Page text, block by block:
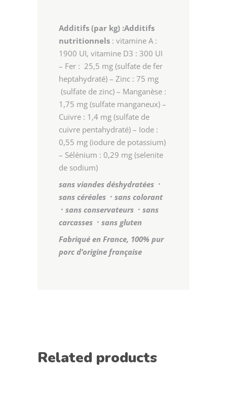
Additifs (par kg) :Additifs
nutritionnels : vitamine A :
1900 UI, vitamine D3 : 300 UI
– Fer : 25,5 mg (sulfate de fer
heptahydraté) – Zinc : 75 mg
(sulfate de zinc) – Manganèse :
1,75 mg (sulfate manganeux) –
Cuivre : 1,4 mg (sulfate de
cuivre pentahydraté) – Iode :
0,55 mg (iodure de potassium)
– Sélénium : 0,29 mg (selenite
de sodium)
sans viandes déshydratées ᛫
sans céréales ᛫ sans colorant
᛫ sans conservateurs ᛫ sans
carcasses ᛫ sans gluten
Fabriqué en France, 100% pur
porc d’origine française
Related products